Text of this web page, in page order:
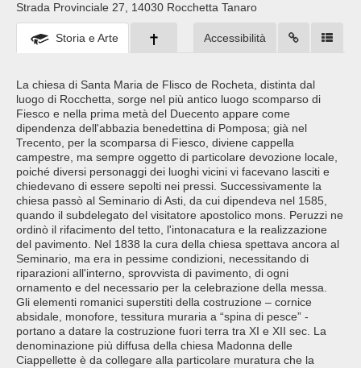
Strada Provinciale 27, 14030 Rocchetta Tanaro
Storia e Arte Accessibilità
La chiesa di Santa Maria de Flisco de Rocheta, distinta dal
luogo di Rocchetta, sorge nel più antico luogo scomparso di
Fiesco e nella prima metà del Duecento appare come
dipendenza dell'abbazia benedettina di Pomposa; già nel
Trecento, per la scomparsa di Fiesco, diviene cappella
campestre, ma sempre oggetto di particolare devozione locale,
poiché diversi personaggi dei luoghi vicini vi facevano lasciti e
chiedevano di essere sepolti nei pressi. Successivamente la
chiesa passò al Seminario di Asti, da cui dipendeva nel 1585,
quando il subdelegato del visitatore apostolico mons. Peruzzi ne
ordinò il rifacimento del tetto, l'intonacatura e la realizzazione
del pavimento. Nel 1838 la cura della chiesa spettava ancora al
Seminario, ma era in pessime condizioni, necessitando di
riparazioni all'interno, sprovvista di pavimento, di ogni
ornamento e del necessario per la celebrazione della messa.
Gli elementi romanici superstiti della costruzione – cornice
absidale, monofore, tessitura muraria a “spina di pesce” -
portano a datare la costruzione fuori terra tra XI e XII sec. La
denominazione più diffusa della chiesa Madonna delle
Ciappellette è da collegare alla particolare muratura che la